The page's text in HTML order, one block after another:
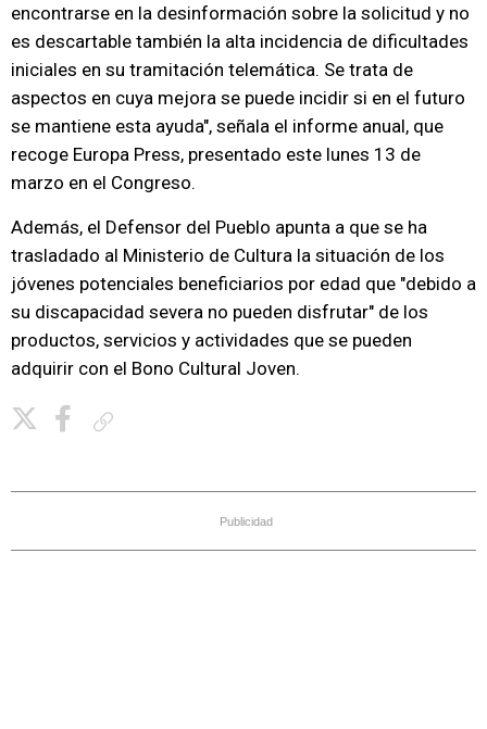
encontrarse en la desinformación sobre la solicitud y no
es descartable también la alta incidencia de dificultades
iniciales en su tramitación telemática. Se trata de
aspectos en cuya mejora se puede incidir si en el futuro
se mantiene esta ayuda", señala el informe anual, que
recoge Europa Press, presentado este lunes 13 de
marzo en el Congreso.
Además, el Defensor del Pueblo apunta a que se ha
trasladado al Ministerio de Cultura la situación de los
jóvenes potenciales beneficiarios por edad que "debido a
su discapacidad severa no pueden disfrutar" de los
productos, servicios y actividades que se pueden
adquirir con el Bono Cultural Joven.
Publicidad